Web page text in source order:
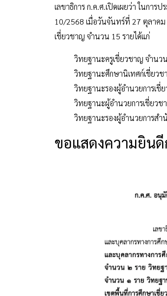
เลขาธิการ ก.ค.ศ.เปิดเผยว่า ในกา
10/2568 เมื่อวันจันทร์ที่ 27 ตุลาคม
เชี่ยวชาญ จำนวน 15 รายได้แก่
วิทยฐานะครูเชี่ยวชาญ จำนว
วิทยฐานะศึกษานิเทศก์เชี่ยว
วิทยฐานะรองผู้อำนวยการเชี่
วิทยฐานะผู้อำนวยการเชี่ยวช
วิทยฐานะรองผู้อำนวยการส
ขอแสดงความยิน